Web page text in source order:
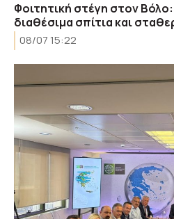
Φοιτητική στέγη στον
διαθέσιμα σπίτια και
08/07 15:22